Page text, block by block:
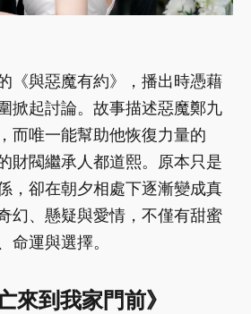
《與惡魔有約》，播出時憑藉
掀起討論。故事描述惡魔鄭九
而唯一能幫助他恢復力量的
財閥繼承人都道熙。原本只是
，卻在朝夕相處下逐漸變成真
幻、懸疑與愛情，不僅有甜蜜
命運與選擇。
來到我家門前》